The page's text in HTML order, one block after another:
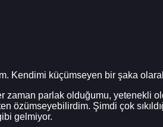
Kendimi küçümseyen bir şaka
zaman parlak olduğumu, yetenekli
Şimdi çok
gelmiyor.